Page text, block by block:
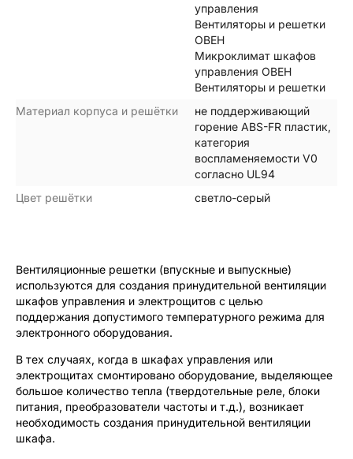
управления
Вентиляторы и решетки
ОВЕН
Микроклимат шкафов
управления ОВЕН
Вентиляторы и решетки
Материал корпуса и решётки
не поддерживающий
горение ABS-FR пластик,
категория
воспламеняемости V0
согласно UL94
Цвет решётки
светло-серый
Вентиляционные решетки (впускные и выпускные)
используются для создания принудительной вентиляции
шкафов управления и электрощитов с целью
поддержания допустимого температурного режима для
электронного оборудования.
В тех случаях, когда в шкафах управления или
электрощитах смонтировано оборудование, выделяющее
большое количество тепла (твердотельные реле, блоки
питания, преобразователи частоты и т.д.), возникает
необходимость создания принудительной вентиляции
шкафа.